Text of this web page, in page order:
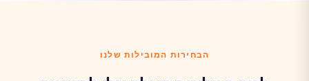
הבחירות המובילות שלנו